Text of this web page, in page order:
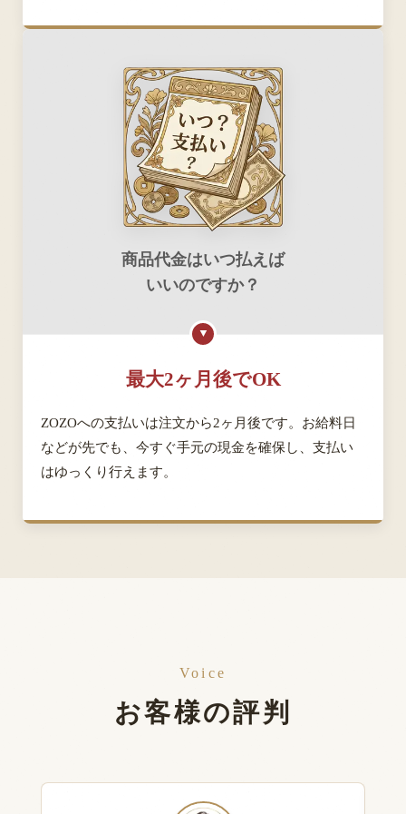
商品代金はいつ払えば
いいのですか？
▼
最大2ヶ月後でOK
ZOZOへの支払いは注文から2ヶ月後です。お給料日
などが先でも、今すぐ手元の現金を確保し、支払い
はゆっくり行えます。
Voice
お客様の評判